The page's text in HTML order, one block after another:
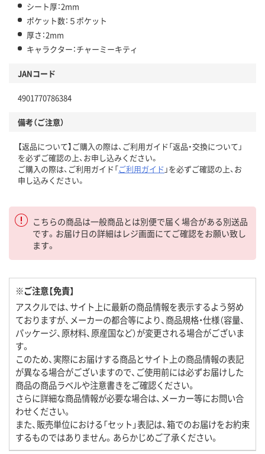
シート厚：2mm
ポケット数：５ポケット
厚さ：2mm
キャラクター：チャーミーキティ
JANコード
4901770786384
備考（ご注意）
【返品について】ご購入の際は、ご利用ガイド「返品・交換について」
を必ずご確認の上、お申し込みください。
ご購入の際は、ご利用ガイド「ご利用ガイド 」を必ずご確認の上、お
申し込みください。
こちらの商品は一般商品とは別便で届く場合がある別送品
です。お届け日の詳細はレジ画面にてご確認をお願い致し
ます。
※ご注意【免責】
アスクルでは、サイト上に最新の商品情報を表示するよう努め
ておりますが、メーカーの都合等により、商品規格・仕様（容量、
パッケージ、原材料、原産国など）が変更される場合がございま
す。
このため、実際にお届けする商品とサイト上の商品情報の表記
が異なる場合がございますので、ご使用前には必ずお届けした
商品の商品ラベルや注意書きをご確認ください。
さらに詳細な商品情報が必要な場合は、メーカー等にお問い合
わせください。
また、販売単位における「セット」表記は、箱でのお届けをお約束
するものではありません。あらかじめご了承ください。